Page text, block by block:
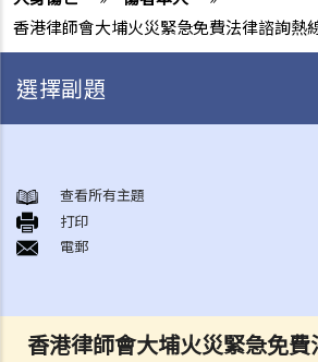
香港律師會大埔火災緊急免費法律諮詢熱
香港律師會大埔火災緊急免
選擇副題
A. 火葬
B. 骨灰安置所（靈灰安置所）
C. 土葬
E. 骨灰撒海
F. 遺體／骨殖／骨灰出入香港
查看所有主題
打印
電郵